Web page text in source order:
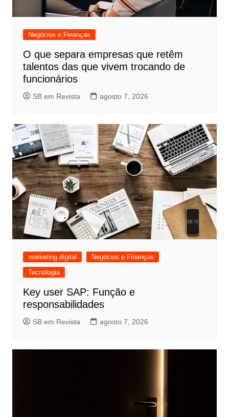
Negócios e Finanças
O que separa empresas que retêm
talentos das que vivem trocando de
funcionários
SB em Revista agosto 7, 2026
marketing digital
Negócios e Finanças
Tecnologia
Key user SAP: Função e
responsabilidades
SB em Revista agosto 7, 2026